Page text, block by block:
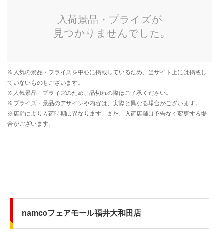
namcoフェアモール福井大和田店